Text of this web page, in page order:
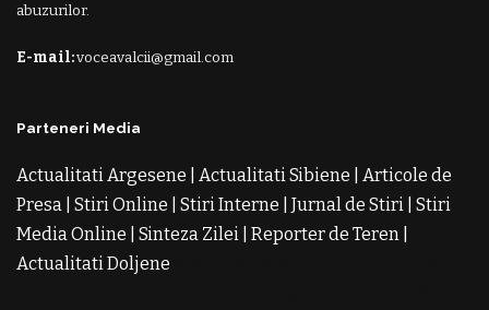
abuzurilor.
E-mail:voceavalcii@gmail.com
Parteneri Media
Actualitati Argesene Actualitati Sibiene
Articole de
Presa Stiri Online Stiri Interne Jurnal de Stiri Stiri
Media Online
Sinteza Zilei Reporter de Teren
Actualitati Doljene